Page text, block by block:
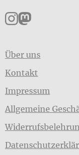
Pankpress
Über uns
Kontakt
Impressum
Allgemeine